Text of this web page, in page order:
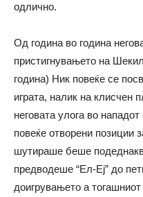
одлично.
Од година во година
пристигнувањето на
година) Ник повеќе се
играта, налик на клисчен
неговата улога во
повеќе отворени позиции
шутираше беше
предводеше “Ел-Еј” до
доигрувањето а